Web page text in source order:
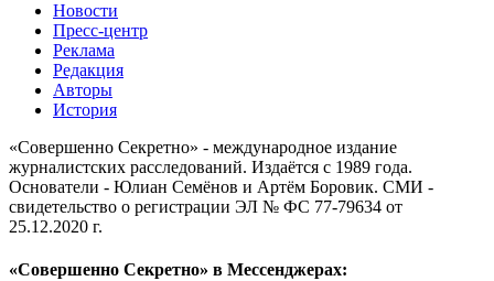
Новости
Пресс-центр
Реклама
Редакция
Авторы
История
«Совершенно Секретно» - международное издание
журналистских расследований. Издаётся с 1989 года.
Основатели - Юлиан Семёнов и Артём Боровик. CМИ -
свидетельство о регистрации ЭЛ № ФС 77-79634 от
25.12.2020 г.
«Совершенно Секретно» в Мессенджерах: